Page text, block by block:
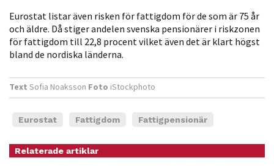
Eurostat listar även risken för fattigdom för de som är 75 år
och äldre. Då stiger andelen svenska pensionärer i riskzonen
för fattigdom till 22,8 procent vilket även det är klart högst
bland de nordiska länderna.
Text Sofia Noaksson Foto iStockphoto
Eurostat Fattigdom Fattigpensionär
Relaterade artiklar
taget ska
fungera.
kunna
förbättra
funktionalitet
och